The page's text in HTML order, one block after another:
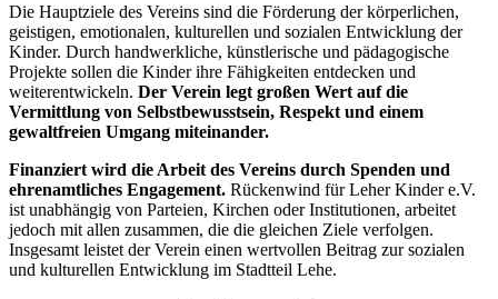
Die Hauptziele des Vereins sind die Förderung der körperlichen,
geistigen, emotionalen, kulturellen und sozialen Entwicklung der
Kinder. Durch handwerkliche, künstlerische und pädagogische
Projekte sollen die Kinder ihre Fähigkeiten entdecken und
weiterentwickeln. Der Verein legt großen Wert auf die
Vermittlung von Selbstbewusstsein, Respekt und einem
gewaltfreien Umgang miteinander.
Finanziert wird die Arbeit des Vereins durch Spenden und
ehrenamtliches Engagement. Rückenwind für Leher Kinder e.V.
ist unabhängig von Parteien, Kirchen oder Institutionen, arbeitet
jedoch mit allen zusammen, die die gleichen Ziele verfolgen.
Insgesamt leistet der Verein einen wertvollen Beitrag zur sozialen
und kulturellen Entwicklung im Stadtteil Lehe.